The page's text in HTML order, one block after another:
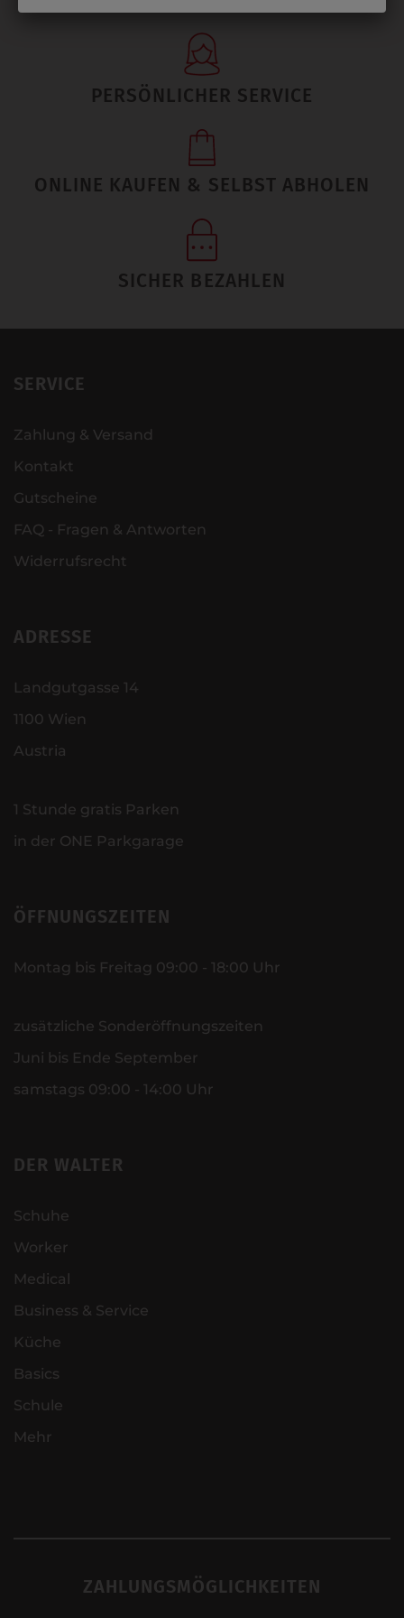
PERSÖNLICHER SERVICE
ONLINE KAUFEN & SELBST ABHOLEN
SICHER BEZAHLEN
SERVICE
Zahlung & Versand
Kontakt
Gutscheine
FAQ - Fragen & Antworten
Widerrufsrecht
ADRESSE
Landgutgasse 14
1100 Wien
Austria
1 Stunde gratis Parken
in der ONE Parkgarage
ÖFFNUNGSZEITEN
Montag bis Freitag 09:00 - 18:00 Uhr
zusätzliche Sonderöffnungszeiten
Juni bis Ende September
samstags 09:00 - 14:00 Uhr
DER WALTER
Schuhe
Worker
Medical
Business & Service
Küche
Basics
Schule
Mehr
ZAHLUNGSMÖGLICHKEITEN